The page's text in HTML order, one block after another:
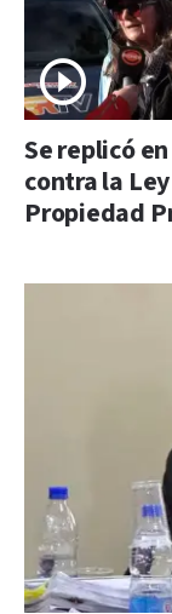
Se replicó
contra la
Propiedad